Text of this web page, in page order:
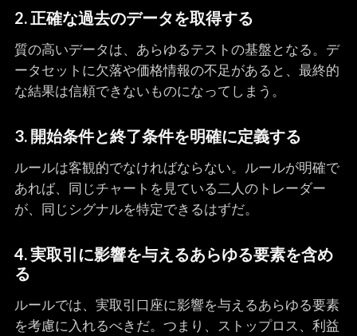
2. 正確な過去のデータを取得する
質の高いデータは、あらゆるテストの基盤となる。デ
ータセットに欠落や価格情報の不足があると、最終的
な結果は信頼できないものになってしまう。
3. 開始条件と終了条件を明確に定義する
ルールは客観的でなければならない。ルールが明確で
あれば、同じチャートを見ている二人のトレーダー
が、同じシグナルを特定できるはずだ。
4. 実取引に影響を与えるあらゆる要素を含め
る
ルールでは、実取引口座に影響を与えるあらゆる要素
を考慮に入れるべきだ。つまり、ストップロス、利益